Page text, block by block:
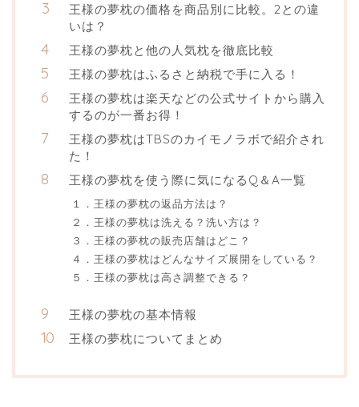
王様の夢枕の価格を商品別に比較。2との違
いは？
王様の夢枕と他の人気枕を徹底比較
王様の夢枕はふるさと納税で手に入る！
王様の夢枕は楽天などの公式サイトから購入
するのが一番お得！
王様の夢枕はTBSのカイモノラボで紹介され
た！
王様の夢枕を使う際に気になるQ＆A一覧
１．王様の夢枕の返品方法は？
２．王様の夢枕は洗える？洗い方は？
３．王様の夢枕の販売店舗はどこ？
４．王様の夢枕はどんなサイズ展開をしている？
５．王様の夢枕は高さ調整できる？
王様の夢枕の基本情報
王様の夢枕についてまとめ